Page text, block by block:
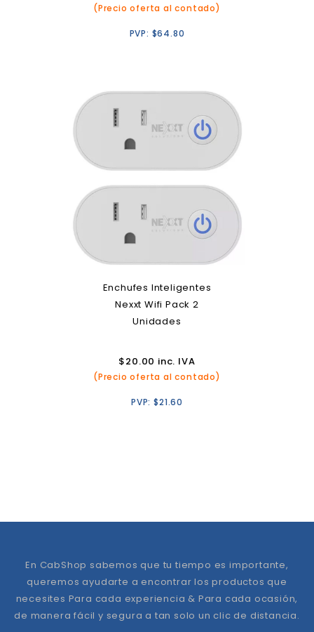
(Precio oferta al contado)
PVP: $64.80
Enchufes Inteligentes
Nexxt Wifi Pack 2
Unidades
$20.00 inc. IVA
(Precio oferta al contado)
PVP:$21.60
En CabShop sabemos que tu tiempo es importante,
queremos ayudarte a encontrar los productos que
necesites Para cada experiencia & Para cada ocasión,
de manera fácil y segura a tan solo un clic de distancia.